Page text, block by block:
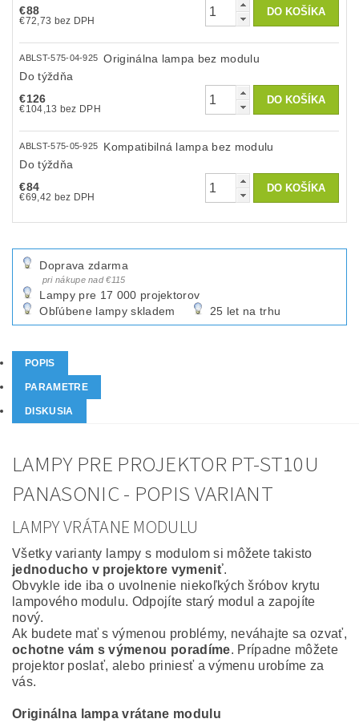
€88
€72,73 bez DPH
ABLST-575-04-925
Originálna lampa bez modulu
Do týždňa
€126
€104,13 bez DPH
ABLST-575-05-925
Kompatibilná lampa bez modulu
Do týždňa
€84
€69,42 bez DPH
Doprava zdarma
pri nákupe nad €115
Lampy pre 17 000 projektorov
Obľúbene lampy skladem
25 let na trhu
POPIS
PARAMETRE
DISKUSIA
LAMPY PRE PROJEKTOR PT-ST10U
PANASONIC - POPIS VARIANT
LAMPY VRÁTANE MODULU
Všetky varianty lampy s modulom si môžete takisto
jednoducho v projektore vymeniť.
Obvykle ide iba o uvolnenie niekoľkých šróbov krytu
lampového modulu. Odpojíte starý modul a zapojíte
nový.
Ak budete mať s výmenou problémy, neváhajte sa ozvať,
ochotne vám s výmenou poradíme. Prípadne môžete
projektor poslať, alebo priniesť a výmenu urobíme za
vás.
Originálna lampa vrátane modulu